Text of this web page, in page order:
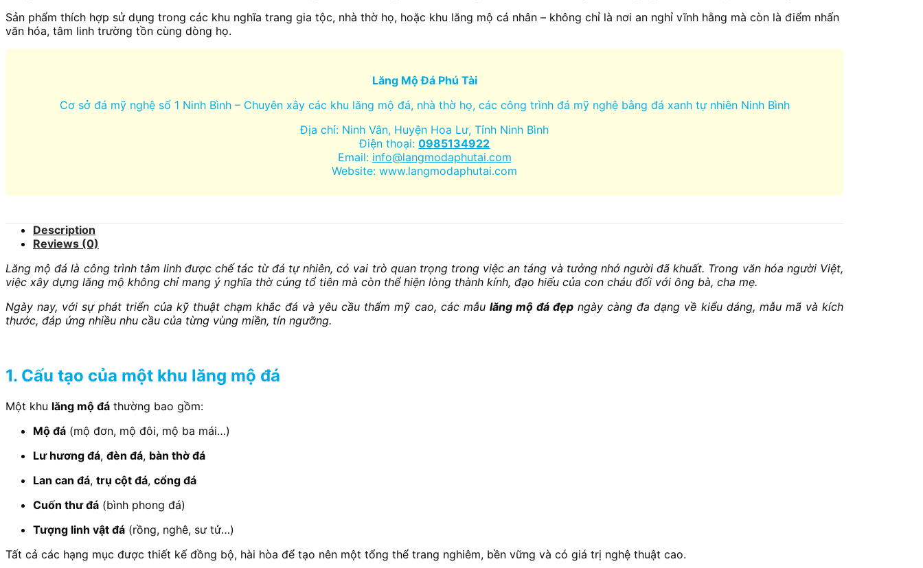
Sản phẩm thích hợp sử dụng trong các khu nghĩa trang gia tộc, nhà thờ họ, hoặc khu lăng mộ cá nhân – không chỉ là nơi an nghỉ vĩnh hằng mà còn là điểm nhấn
văn hóa, tâm linh trường tồn cùng dòng họ.
Lăng Mộ Đá Phú Tài
Cơ sở đá mỹ nghệ số 1 Ninh Bình – Chuyên xây các khu lăng mộ đá, nhà thờ họ, các công trình đá mỹ nghệ bằng đá xanh tự nhiên Ninh Bình
Địa chỉ: Ninh Vân, Huyện Hoa Lư, Tỉnh Ninh Bình
Điện thoại: 0985134922
Email: info@langmodaphutai.com
Website: www.langmodaphutai.com
Description
Reviews (0)
Lăng mộ đá là công trình tâm linh được chế tác từ đá tự nhiên, có vai trò quan trọng trong việc an táng và tưởng nhớ người đã khuất. Trong văn hóa người Việt,
việc xây dựng lăng mộ không chỉ mang ý nghĩa thờ cúng tổ tiên mà còn thể hiện lòng thành kính, đạo hiếu của con cháu đối với ông bà, cha mẹ.
Ngày nay, với sự phát triển của kỹ thuật chạm khắc đá và yêu cầu thẩm mỹ cao, các mẫu lăng mộ đá đẹp ngày càng đa dạng về kiểu dáng, mẫu mã và kích
thước, đáp ứng nhiều nhu cầu của từng vùng miền, tín ngưỡng.
1. Cấu tạo của một khu lăng mộ đá
Một khu lăng mộ đá thường bao gồm:
Mộ đá (mộ đơn, mộ đôi, mộ ba mái…)
Lư hương đá, đèn đá, bàn thờ đá
Lan can đá, trụ cột đá, cổng đá
Cuốn thư đá (bình phong đá)
Tượng linh vật đá (rồng, nghê, sư tử…)
Tất cả các hạng mục được thiết kế đồng bộ, hài hòa để tạo nên một tổng thể trang nghiêm, bền vững và có giá trị nghệ thuật cao.